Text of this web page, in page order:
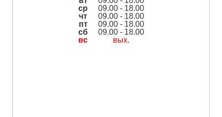
ср
09.00 - 18.00
чт
09.00 - 18.00
пт
09.00 - 18.00
сб
09.00 - 18.00
вс
вых.